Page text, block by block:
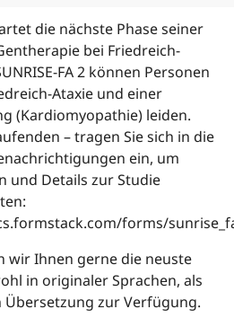
die nächste Phase seiner
bei Friedreich-
FA 2 können Personen
Ataxie und einer
(Kardiomyopathie) leiden.
– tragen Sie sich in die
ein, um
und Details zur Studie
forms/
wir Ihnen gerne die neuste
in originaler Sprachen, als
zur Verfügung.